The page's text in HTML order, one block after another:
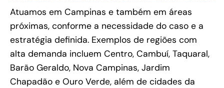
Atuamos em Campinas e também em áreas
próximas, conforme a necessidade do caso e a
estratégia definida. Exemplos de regiões com
alta demanda incluem Centro, Cambuí, Taquaral,
Barão Geraldo, Nova Campinas, Jardim
Chapadão e Ouro Verde, além de cidades da